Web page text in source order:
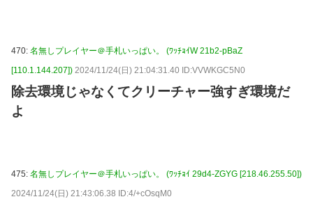
470: 名無しプレイヤー＠手札いっぱい。 (ﾜｯﾁｮｲW 21b2-pBaZ
[110.1.144.207]) 2024/11/24(日) 21:04:31.40 ID:VVWKGC5N0
除去環境じゃなくてクリーチャー強すぎ環境だ
よ
475: 名無しプレイヤー＠手札いっぱい。 (ﾜｯﾁｮｲ 29d4-ZGYG [218.46.255.50])
2024/11/24(日) 21:43:06.38 ID:4/+cOsqM0